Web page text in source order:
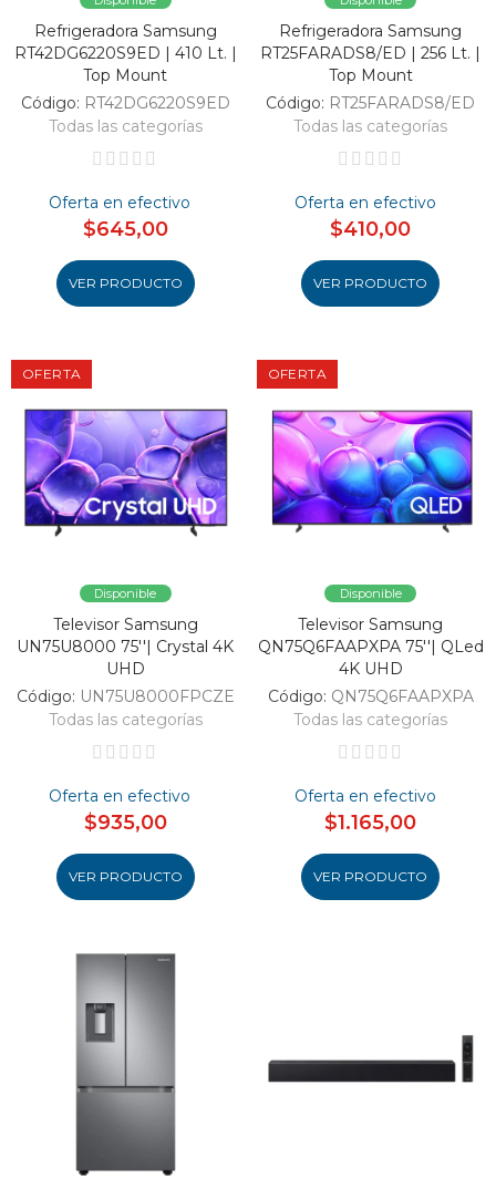
Refrigeradora Samsung
RT42DG6220S9ED | 410 Lt. |
Top Mount
Código: RT42DG6220S9ED
Todas las categorías
Oferta en efectivo
$645,00
VER PRODUCTO
Refrigeradora Samsung
RT25FARADS8/ED | 256 Lt. |
Top Mount
Código: RT25FARADS8/ED
Todas las categorías
Oferta en efectivo
$410,00
VER PRODUCTO
OFERTA
Disponible
Televisor Samsung
UN75U8000 75''| Crystal 4K
UHD
Código: UN75U8000FPCZE
Todas las categorías
Oferta en efectivo
$935,00
VER PRODUCTO
OFERTA
Disponible
Televisor Samsung
QN75Q6FAAPXPA 75''| QLed
4K UHD
Código: QN75Q6FAAPXPA
Todas las categorías
Oferta en efectivo
$1.165,00
VER PRODUCTO